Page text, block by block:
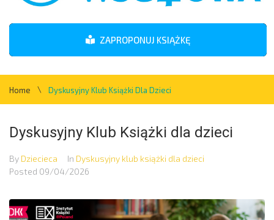
Wydarzenia
Kontakt
ZAPROPONUJ KSIĄŻKĘ
Home \ Dyskusyjny Klub Książki Dla Dzieci
Dyskusyjny Klub Książki dla dzieci
By Dziecieca In Dyskusyjny klub książki dla dzieci
Posted 09/04/2026